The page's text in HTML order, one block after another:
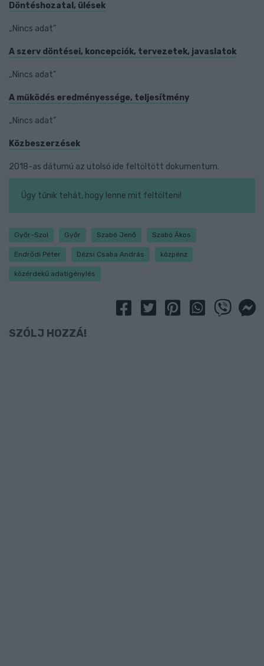
Döntéshozatal, ülések
„Nincs adat”
A szerv döntései, koncepciók, tervezetek, javaslatok
„Nincs adat”
A működés eredményessége, teljesítmény
„Nincs adat”
Közbeszerzések
2018-as dátumú az utolsó ide feltöltött dokumentum.
Úgy tűnik tehát, hogy lenne mit feltölteni!
Győr-Szol Győr Szabó Jenő Szabó Ákos
Endrődi Péter Dézsi Csaba András közpénz
közérdekű adatigénylés
SZÓLJ HOZZÁ!